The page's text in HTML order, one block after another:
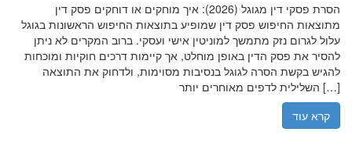
הסרת פסקי דין מגוגל (2026): איך מוחקים או דוחקים פסק דין
מתוצאות החיפוש פסק דין שמופיע בתוצאות החיפוש הראשונות בגוגל
עלול לגרום נזק מתמשך למוניטין אישי ועסקי. ברוב המקרים לא ניתן
להסיר את פסק הדין באופן מוחלט, אך קיימות דרכים חוקיות ומוכחות
להגיש בקשת הסרה לגוגל בנסיבות מסוימות, ולדחוק את התוצאה
השלילית לדפים מאוחרים יותר […]
קרא עוד